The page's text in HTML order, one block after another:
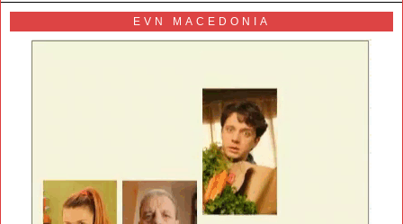
EVN MACEDONIA